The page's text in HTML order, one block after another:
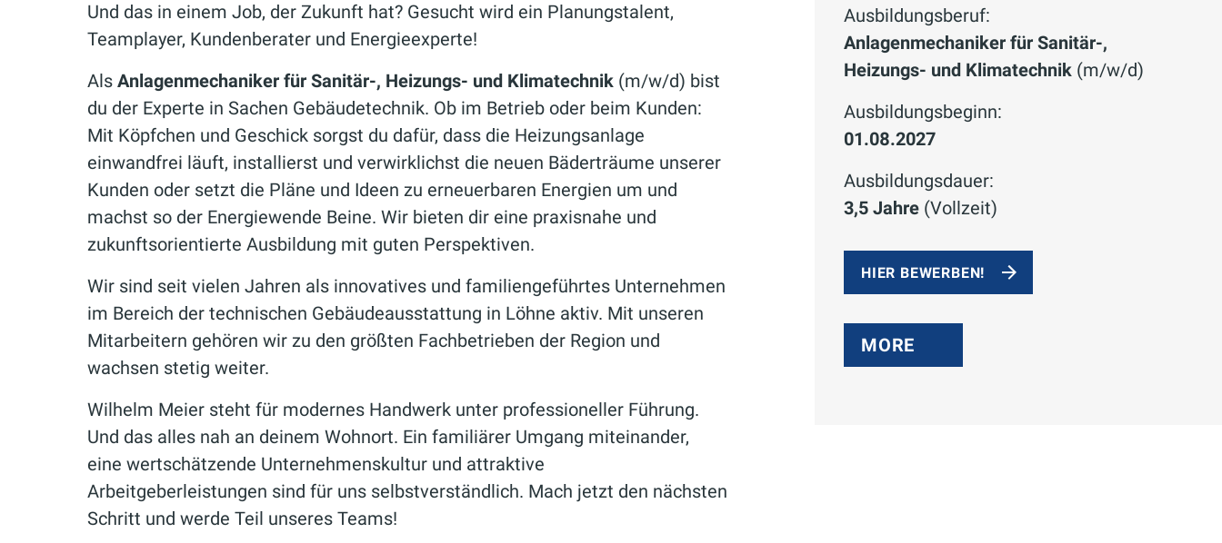
Und das in einem Job, der Zukunft hat? Gesucht wird ein Planungstalent,
Teamplayer, Kundenberater und Energieexperte!
Als Anlagenmechaniker für Sanitär-, Heizungs- und Klimatechnik (m/w/d) bist
du der Experte in Sachen Gebäudetechnik. Ob im Betrieb oder beim Kunden:
Mit Köpfchen und Geschick sorgst du dafür, dass die Heizungsanlage
einwandfrei läuft, installierst und verwirklichst die neuen Bäderträume unserer
Kunden oder setzt die Pläne und Ideen zu erneuerbaren Energien um und
machst so der Energiewende Beine. Wir bieten dir eine praxisnahe und
zukunftsorientierte Ausbildung mit guten Perspektiven.
Wir sind seit vielen Jahren als innovatives und familiengeführtes Unternehmen
im Bereich der technischen Gebäudeausstattung in Löhne aktiv. Mit unseren
Mitarbeitern gehören wir zu den größten Fachbetrieben der Region und
wachsen stetig weiter.
Wilhelm Meier steht für modernes Handwerk unter professioneller Führung.
Und das alles nah an deinem Wohnort. Ein familiärer Umgang miteinander,
eine wertschätzende Unternehmenskultur und attraktive
Arbeitgeberleistungen sind für uns selbstverständlich. Mach jetzt den nächsten
Schritt und werde Teil unseres Teams!
Ausbildungsberuf:
Anlagenmechaniker für Sanitär-,
Heizungs- und Klimatechnik (m/w/d)
Ausbildungsbeginn:
01.08.2027
Ausbildungsdauer:
3,5 Jahre (Vollzeit)
HIER BEWERBEN!
MORE